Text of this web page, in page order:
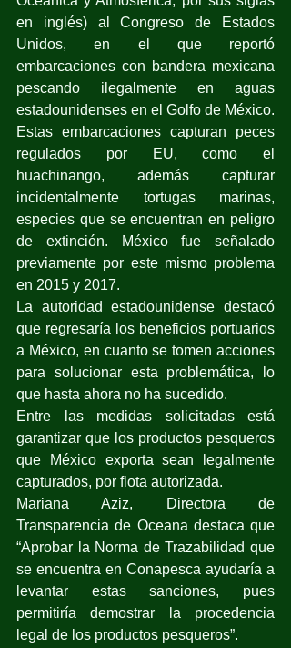
en inglés) al Congreso de Estados
Unidos, en el que reportó
embarcaciones con bandera mexicana
pescando ilegalmente en aguas
Estas embarcaciones capturan peces
regulados por EU, como el
huachinango, además capturar
incidentalmente tortugas marinas,
especies que se encuentran en peligro
de extinción. México fue señalado
previamente por este mismo problema
en 2015 y 2017.
La autoridad estadounidense destacó
que regresaría los beneficios portuarios
a México, en cuanto se tomen acciones
para solucionar esta problemática, lo
que hasta ahora no ha sucedido.
Entre las medidas solicitadas está
garantizar que los productos pesqueros
que México exporta sean legalmente
capturados, por flota autorizada.
Mariana Aziz, Directora de
Transparencia de Oceana destaca que
“Aprobar la Norma de Trazabilidad que
se encuentra en Conapesca ayudaría a
levantar estas sanciones, pues
permitiría demostrar la procedencia
legal de los productos pesqueros”.